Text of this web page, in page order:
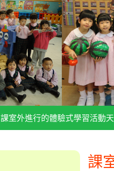
課室外進行的體驗式學習活動
課